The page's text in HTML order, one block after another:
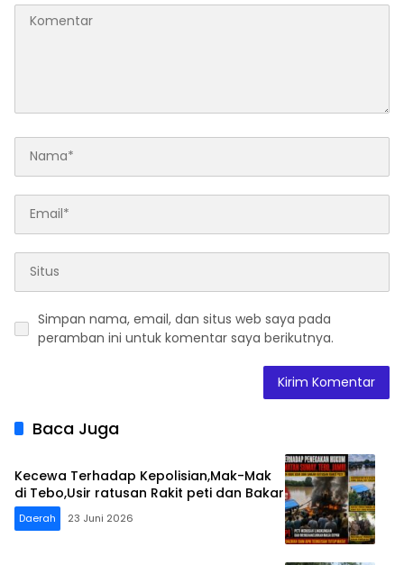
Simpan nama, email, dan situs web saya pada
peramban ini untuk komentar saya berikutnya.
Baca Juga
Kecewa Terhadap Kepolisian,Mak-Mak
di Tebo,Usir ratusan Rakit peti dan Bakar
Daerah 23 Juni 2026